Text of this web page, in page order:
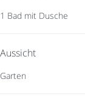
1 Bad mit Dusche
Aussicht
Garten